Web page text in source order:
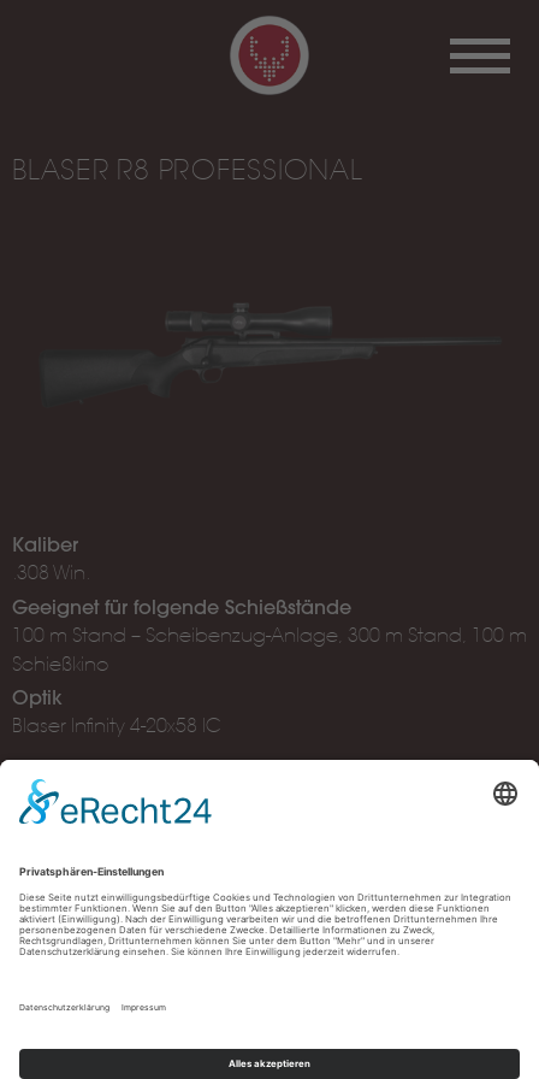
BLASER R8 PROFESSIONAL
Kaliber
.308 Win.
Geeignet für folgende Schießstände
100 m Stand – Scheibenzug-Anlage, 300 m Stand, 100 m
Schießkino
Optik
Blaser Infinity 4-20x58 IC
Geeignet für Links-/ und Rechtshänder
Müller Schießzentrum Ulm, Albstraße 78, 89081 Ulm
Shop: Di. - Sa. 09:45 - 19:00 Uhr